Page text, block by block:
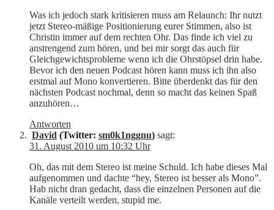
Was ich jedoch stark kritisieren muss am Relaunch: Ihr nutzt
jetzt Stereo-mäßige Positionierung eurer Stimmen, also ist
Christin immer auf dem rechten Ohr. Das finde ich viel zu
anstrengend zum hören, und bei mir sorgt das auch für
Gleichgewichtsprobleme wenn ich die Ohrstöpsel drin habe.
Bevor ich den neuen Podcast hören kann muss ich ihn also
erstmal auf Mono konvertieren. Bitte überdenkt das für den
nächsten Podcast nochmal, denn so macht das keinen Spaß
anzuhören…
Antworten
David (Twitter: sm0k1nggnu) sagt:
31. August 2010 um 10:32 Uhr
Oh, das mit dem Stereo ist meine Schuld. Ich habe dieses Mal
aufgenommen und dachte “hey, Stereo ist besser als Mono”.
Hab nicht dran gedacht, dass die einzelnen Personen auf die
Kanäle verteilt werden, stupid me.